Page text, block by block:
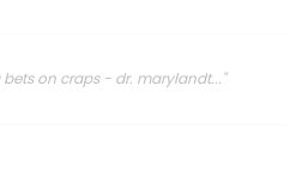
on craps - dr. marylandt..."